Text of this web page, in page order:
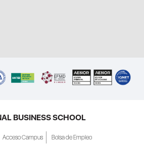
BUSINESS SCHOOL
Acceso Campus Bolsa de Empleo